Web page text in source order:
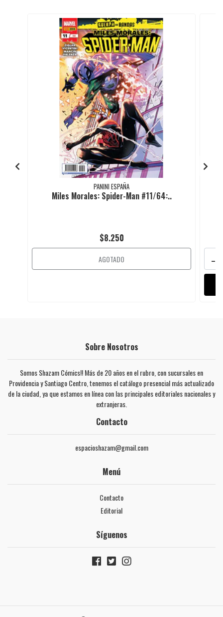
PANINI ESPAÑA
Miles Morales: Spider-Man #11/64:..
$8.250
AGOTADO -
Sobre Nosotros
Somos Shazam Cómics!! Más de 20 años en el rubro, con sucursales en
Providencia y Santiago Centro, tenemos el catálogo presencial más actualizado
de la ciudad, ya que estamos en línea con las principales editoriales nacionales y
extranjeras.
Contacto
espacioshazam@gmail.com
Menú
Contacto
Editorial
Síguenos